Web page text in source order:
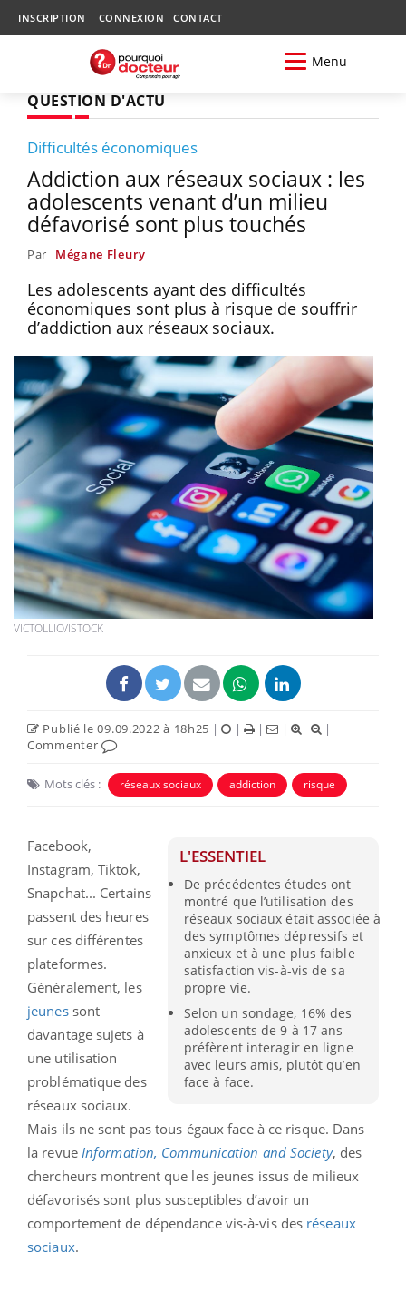
INSCRIPTION CONNEXION CONTACT
Menu
QUESTION D'ACTU
Difficultés économiques
Addiction aux réseaux sociaux : les
adolescents venant d’un milieu
défavorisé sont plus touchés
Par Mégane Fleury
Les adolescents ayant des difficultés
économiques sont plus à risque de souffrir
d’addiction aux réseaux sociaux.
VICTOLLIO/ISTOCK
Publié le 09.09.2022 à 18h25 | | | |
|
Commenter
Mots clés : réseaux sociaux addiction risque
L'ESSENTIEL
De précédentes études ont
montré que l’utilisation des
réseaux sociaux était associée à
des symptômes dépressifs et
anxieux et à une plus faible
satisfaction vis-à-vis de sa
propre vie.
Selon un sondage, 16% des
adolescents de 9 à 17 ans
préfèrent interagir en ligne
avec leurs amis, plutôt qu’en
face à face.
Facebook,
Instagram, Tiktok,
Snapchat... Certains
passent des heures
sur ces différentes
plateformes.
Généralement, les
jeunessont
davantage sujets à
une utilisation
problématique des
réseaux sociaux.
Mais ils ne sont pas tous égaux face à ce risque. Dans
la revue Information, Communication and Society, des
chercheurs montrent que les jeunes issus de milieux
défavorisés sont plus susceptibles d’avoir un
comportement de dépendance vis-à-vis des réseaux
sociaux.